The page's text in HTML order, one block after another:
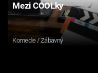
Mezi COOLky
Komedie / Zábavný